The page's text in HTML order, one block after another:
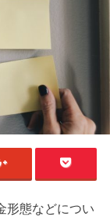
形態などについ